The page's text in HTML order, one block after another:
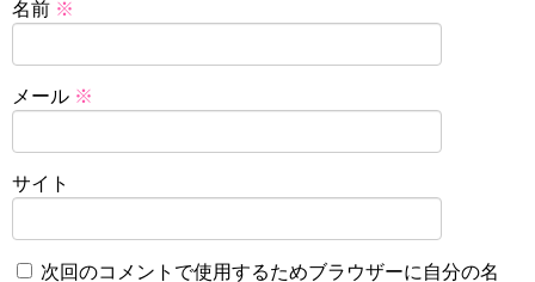
名前 ※
メール ※
サイト
次回のコメントで使用するためブラウザーに自分の名